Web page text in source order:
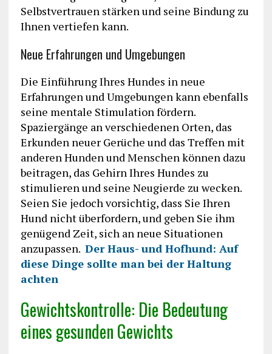
Selbstvertrauen stärken und seine Bindung zu
Ihnen vertiefen kann.
Neue Erfahrungen und Umgebungen
Die Einführung Ihres Hundes in neue
Erfahrungen und Umgebungen kann ebenfalls
seine mentale Stimulation fördern.
Spaziergänge an verschiedenen Orten, das
Erkunden neuer Gerüche und das Treffen mit
anderen Hunden und Menschen können dazu
beitragen, das Gehirn Ihres Hundes zu
stimulieren und seine Neugierde zu wecken.
Seien Sie jedoch vorsichtig, dass Sie Ihren
Hund nicht überfordern, und geben Sie ihm
genügend Zeit, sich an neue Situationen
anzupassen. Der Haus- und Hofhund: Auf
diese Dinge sollte man bei der Haltung
achten
Gewichtskontrolle: Die Bedeutung
eines gesunden Gewichts